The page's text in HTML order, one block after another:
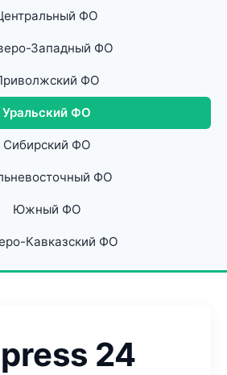
ФО
Западный ФО
ФО
Уральский ФО
Сибирский ФО
ФО
Южный ФО
Кавказский ФО
24